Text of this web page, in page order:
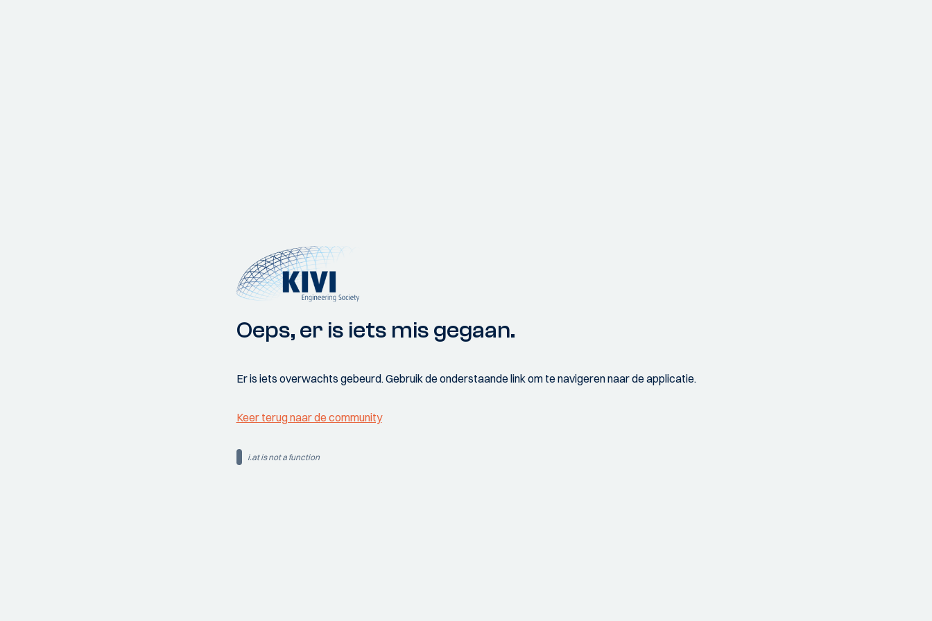
Oeps, er is iets mis gegaan.
Er is iets overwachts gebeurd. Gebruik de onderstaande link om te navigeren naar de applicatie.
Keer terug naar de community
i.at is not a function